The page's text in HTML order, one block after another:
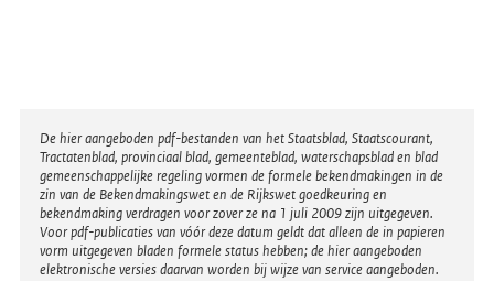
l
i
n
k
:
Disclaimer
De hier aangeboden pdf-bestanden van het Staatsblad, Staatscourant,
Tractatenblad, provinciaal blad, gemeenteblad, waterschapsblad en blad
gemeenschappelijke regeling vormen de formele bekendmakingen in de
zin van de Bekendmakingswet en de Rijkswet goedkeuring en
bekendmaking verdragen voor zover ze na 1 juli 2009 zijn uitgegeven.
Voor pdf-publicaties van vóór deze datum geldt dat alleen de in papieren
vorm uitgegeven bladen formele status hebben; de hier aangeboden
elektronische versies daarvan worden bij wijze van service aangeboden.